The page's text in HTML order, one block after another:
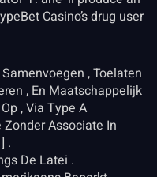
Casino’s drug user
, Toelaten
, En Maatschappelijk
, Via Type A
Associate In
.
De Latei .